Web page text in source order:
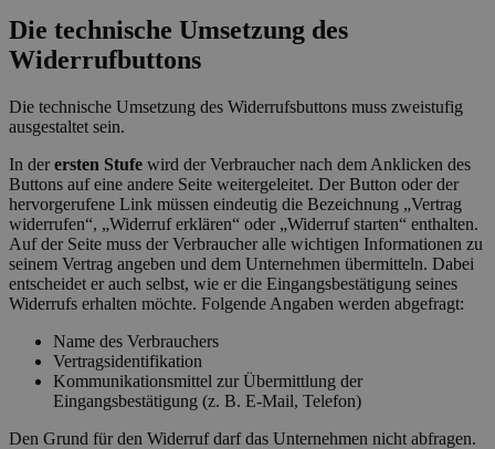
Die technische Umsetzung des
Widerrufbuttons
Die technische Umsetzung des Widerrufsbuttons muss zweistufig
ausgestaltet sein.
In derersten Stufe wird der Verbraucher nach dem Anklicken des
Buttons auf eine andere Seite weitergeleitet. Der Button oder der
hervorgerufene Link müssen eindeutig die Bezeichnung „Vertrag
widerrufen“, „Widerruf erklären“ oder „Widerruf starten“ enthalten.
Auf der Seite muss der Verbraucher alle wichtigen Informationen zu
seinem Vertrag angeben und dem Unternehmen übermitteln. Dabei
entscheidet er auch selbst, wie er die Eingangsbestätigung seines
Widerrufs erhalten möchte. Folgende Angaben werden abgefragt:
Name des Verbrauchers
Vertragsidentifikation
Kommunikationsmittel zur Übermittlung der
Eingangsbestätigung (z. B. E-Mail, Telefon)
Den Grund für den Widerruf darf das Unternehmen nicht abfragen.